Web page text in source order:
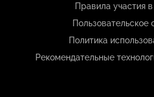
Правила участия
Пользовательское
Политика
Рекомендательные